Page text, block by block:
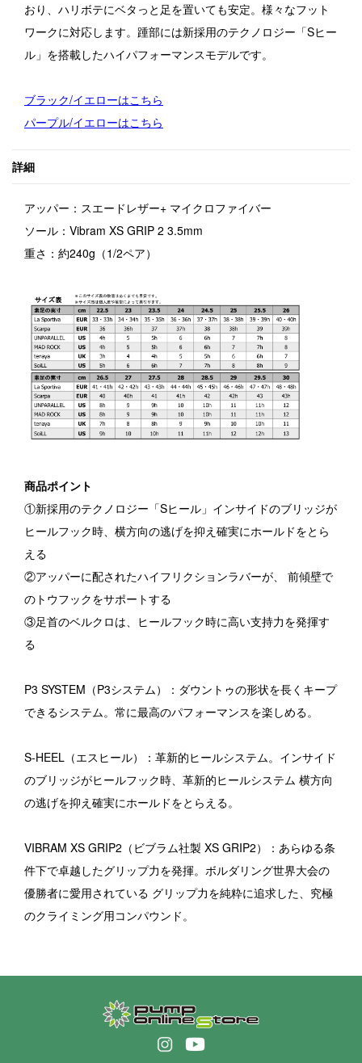
おり、ハリボテにベタっと足を置いても安定。様々なフット
ワークに対応します。踵部には新採用のテクノロジー「Sヒー
ル」を搭載したハイパフォーマンスモデルです。
ブラック/イエローはこちら
パープル/イエローはこちら
詳細
アッパー：スエードレザー+ マイクロファイバー
ソール：Vibram XS GRIP 2 3.5mm
重さ：約240g（1/2ペア）
商品ポイント
①新採用のテクノロジー「Sヒール」インサイドのブリッジが
ヒールフック時、横方向の逃げを抑え確実にホールドをとら
える
②アッパーに配されたハイフリクションラバーが、 前傾壁で
のトウフックをサポートする
③足首のベルクロは、ヒールフック時に高い支持力を発揮す
る
P3 SYSTEM（P3システム）：ダウントゥの形状を長くキープ
できるシステム。常に最高のパフォーマンスを楽しめる。
S-HEEL（エスヒール）：革新的ヒールシステム。インサイド
のブリッジがヒールフック時、革新的ヒールシステム 横方向
の逃げを抑え確実にホールドをとらえる。
VIBRAM XS GRIP2（ビブラム社製 XS GRIP2）：あらゆる条
件下で卓越したグリップ力を発揮。ボルダリング世界大会の
優勝者に愛用されている グリップ力を純粋に追求した、究極
のクライミング用コンパウンド。